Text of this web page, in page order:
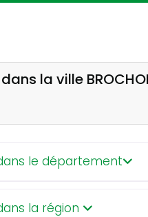
la ville
le département
la région